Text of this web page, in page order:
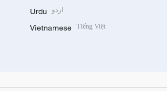
Urdu اردو
Vietnamese Tiếng Việt